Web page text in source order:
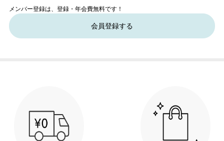
メンバー登録は、登録・年会費無料です！
会員登録する